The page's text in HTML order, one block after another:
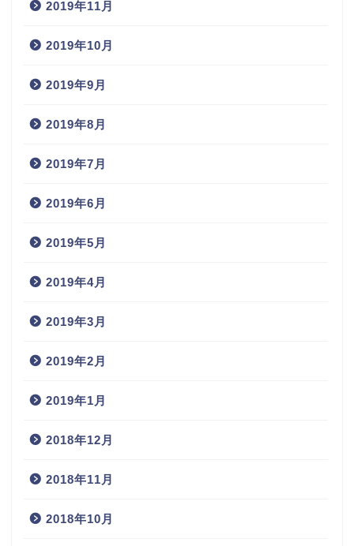
2019年11月
2019年10月
2019年9月
2019年8月
2019年7月
2019年6月
2019年5月
2019年4月
2019年3月
2019年2月
2019年1月
2018年12月
2018年11月
2018年10月